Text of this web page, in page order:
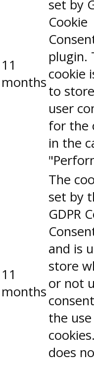
11
months
set by
Cookie
plugin.
cookie
to
user
for the
in the
11
months
The
set by
GDPR
and is
store
or not
the
does